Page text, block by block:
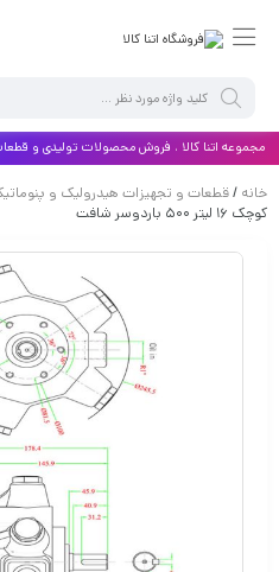
مجموعه اتنا کالا ، فروش محصولات تولیدی و
خانه /قطعات و تجهیزات هیدرولیک و
کوچک ۱۶ لیتر ۵۰۰ باردوسر شافت